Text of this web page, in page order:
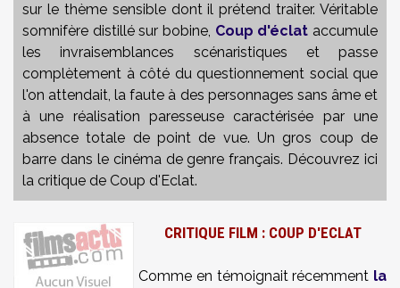
sur le thème sensible dont il prétend traiter. Véritable
somnifère distillé sur bobine, Coup d'éclat accumule
les invraisemblances scénaristiques et passe
complètement à côté du questionnement social que
l'on attendait, la faute à des personnages sans âme et
à une réalisation paresseuse caractérisée par une
absence totale de point de vue. Un gros coup de
barre dans le cinéma de genre français. Découvrez ici
la critique de Coup d'Eclat.
CRITIQUE FILM : COUP D'ECLAT
Comme en témoignait récemment la